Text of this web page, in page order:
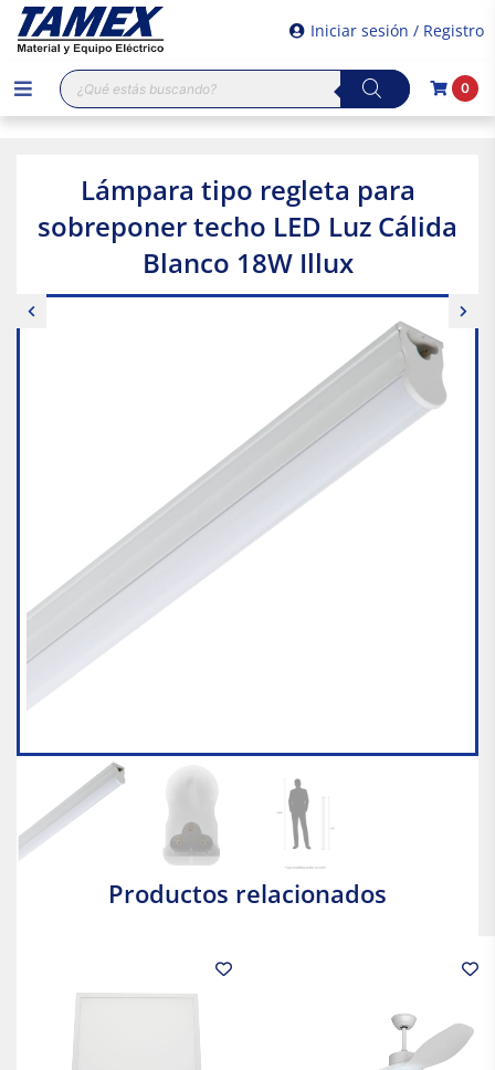
Iniciar sesión / Registro
Búsqueda
de
productos
0
Lámpara tipo regleta para
sobreponer techo LED Luz Cálida
Blanco 18W Illux
Productos relacionados